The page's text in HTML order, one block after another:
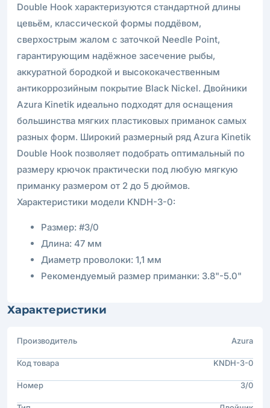
Double Hook характеризуются стандартной длины
цевьём, классической формы поддёвом,
сверхострым жалом с заточкой Needle Point,
гарантирующим надёжное засечение рыбы,
аккуратной бородкой и высококачественным
антикоррозийным покрытие Black Nickel. Двойники
Azura Kinetik идеально подходят для оснащения
большинства мягких пластиковых приманок самых
разных форм. Широкий размерный ряд Azura Kinetik
Double Hook позволяет подобрать оптимальный по
размеру крючок практически под любую мягкую
приманку размером от 2 до 5 дюймов.
Характеристики модели KNDH-3-0:
Размер: #3/0
Длина: 47 мм
Диаметр проволоки: 1,1 мм
Рекомендуемый размер приманки: 3.8"-5.0"
Характеристики
Производитель Azura
Код товара KNDH-3-0
Номер 3/0